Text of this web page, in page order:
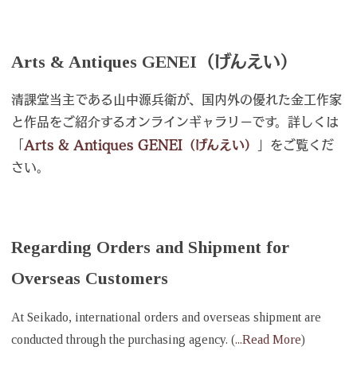
Arts & Antiques GENEI（げんえい）
清課堂当主である山中源兵衛が、国内外の優れた金工作家
と作品をご紹介するオンラインギャラリーです。詳しくは
Arts & Antiques GENEI（げんえい）
」をご覧くだ
さい。
Regarding Orders and Shipment for
Overseas Customers
At Seikado, international orders and overseas shipment are
conducted through the purchasing agency. (...Read More)